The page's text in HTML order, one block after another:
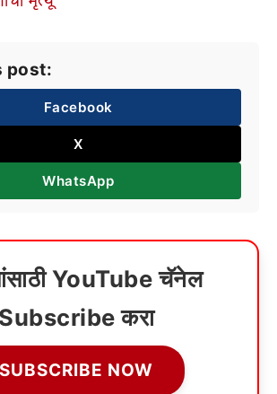
post:
Facebook
X
WhatsApp
YouTube चॅनेल
Subscribe करा
SUBSCRIBE NOW